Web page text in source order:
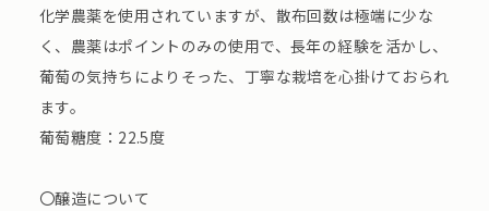
化学農薬を使用されていますが、散布回数は極端に少な
く、農薬はポイントのみの使用で、長年の経験を活かし、
葡萄の気持ちによりそった、丁寧な栽培を心掛けておられ
ます。
葡萄糖度：22.5度
〇醸造について